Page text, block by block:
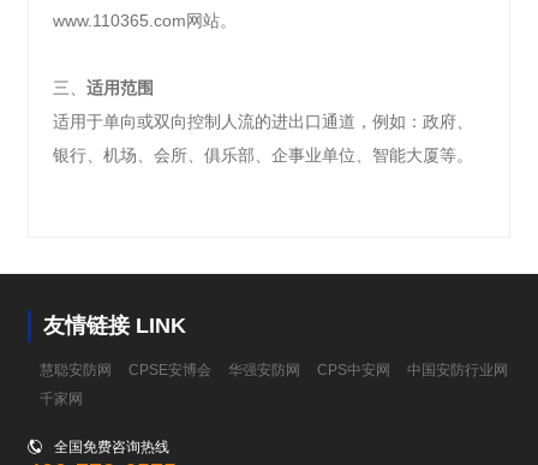
www.110365.com网站。
三、适用范围
适用于单向或双向控制人流的进出口通道，例如：政府、
银行、机场、会所、俱乐部、企事业单位、智能大厦等。
友情链接 LINK
慧聪安防网 CPSE安博会 华强安防网 CPS中安网
中国安防行业网
千家网
 全国免费咨询热线